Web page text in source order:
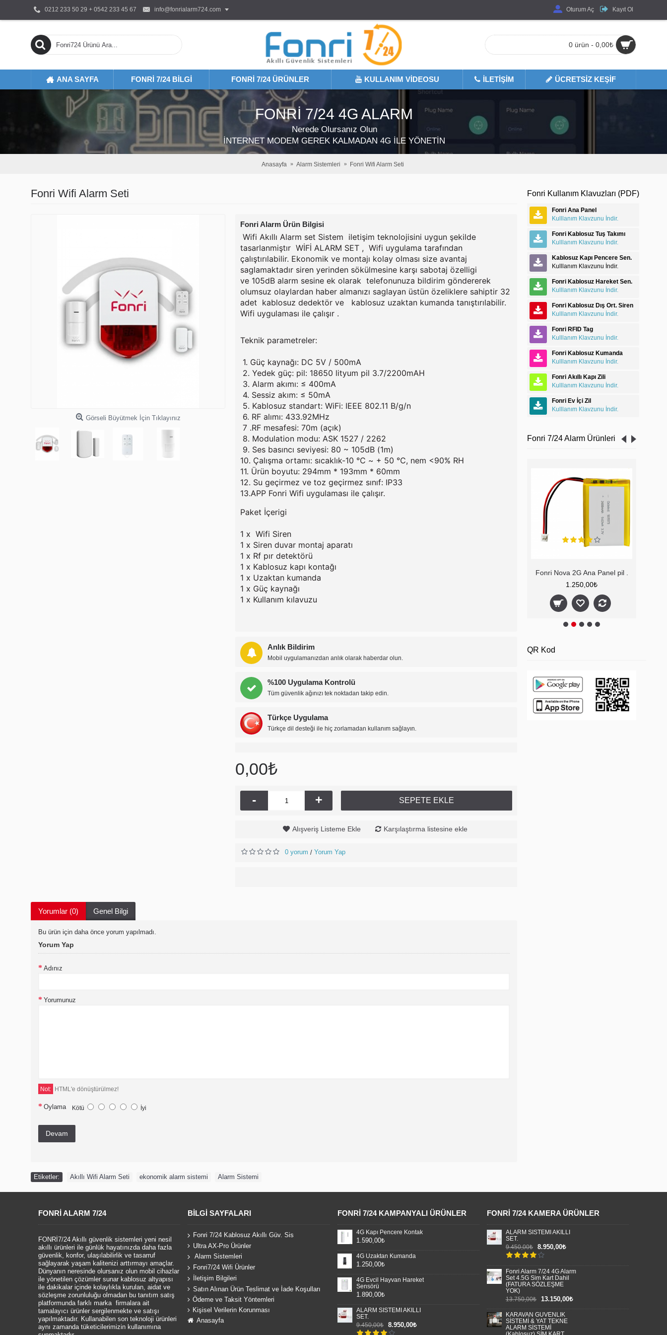
0212 233 50 29 + 0542 233 45 67 info@fonrialarm724.com Oturum Aç Kayıt Ol
0 ürün - 0,00₺
ANA SAYFA FONRI 7/24 BILGI FONRI 7/24 ÜRÜNLER KULLANIM VIDEOSU İLETIŞIM ÜCRETSIZ KEŞIF
Nerede Olursanız Olun
İNTERNET MODEM GEREK KALMADAN 4G İLE YÖNETİN
FONRİ 7/24 4G ALARM
Anasayfa Alarm Sistemleri Fonri Wifi Alarm Seti
Fonri Kullanım Klavuzları (PDF)
Fonri Ana Panel
Kulllanım Klavzunu İndir.
Fonri Kablosuz Tuş Takımı
Kulllanım Klavzunu İndir.
Kablosuz Kapı Pencere Sen.
Kulllanım Klavzunu İndir.
Fonri Kablosuz Hareket Sen.
Kulllanım Klavzunu İndir.
Fonri Kablosuz Dış Ort. Siren
Kulllanım Klavzunu İndir.
Fonri RFID Tag
Kulllanım Klavzunu İndir.
Fonri Kablosuz Kumanda
Kulllanım Klavzunu İndir.
Fonri Akıllı Kapı Zili
Kulllanım Klavzunu İndir.
Fonri Ev İçi Zil
Kulllanım Klavzunu İndir.
Fonri 7/24 Alarm Ürünleri
Fonri Nova 2G Ana Panel pil .
1.250,00₺
QR Kod
Fonri Wifi Alarm Seti
Görseli Büyütmek İçin Tıklayınız
Fonri Alarm Ürün Bilgisi
Wifi Akıllı Alarm set Sistem iletişim teknolojisini uygun şekilde
tasarlanmiştır WİFİ ALARM SET , Wifi uygulama tarafından
çalıştırılabilir. Ekonomik ve montajı kolay olması size avantaj
saglamaktadır siren yerinden sökülmesine karşı sabotaj özelligi
ve 105dB alarm sesine ek olarak telefonunuza bildirim göndererek
olumsuz olaylardan haber almanızı saglayan üstün özeliklere sahiptir 32
adet kablosuz dedektör ve kablosuz uzaktan kumanda tanıştırılabilir.
Wifi uygulaması ile çalışır .
Teknik parametreler:
1. Güç kaynağı: DC 5V / 500mA
2. Yedek güç: pil: 18650 lityum pil 3.7/2200mAH
3. Alarm akımı: ≤ 400mA
4. Sessiz akım: ≤ 50mA
5. Kablosuz standart: WiFi: IEEE 802.11 B/g/n
6. RF alımı: 433.92MHz
7 .RF mesafesi: 70m (açık)
8. Modulation modu: ASK 1527 / 2262
9. Ses basıncı seviyesi: 80 ~ 105dB (1m)
10. Çalışma ortamı: sıcaklık-10 ℃ ~ + 50 ℃, nem <90% RH
11. Ürün boyutu: 294mm * 193mm * 60mm
12. Su geçirmez ve toz geçirmez sınıf: IP33
13.APP Fonri Wifi uygulaması ile çalışır.
Paket İçerigi
1 x Wifi Siren
1 x Siren duvar montaj aparatı
1 x Rf pır detektörü
1 x Kablosuz kapı kontağı
1 x Uzaktan kumanda
1 x Güç kaynağı
1 x Kullanım kılavuzu
Anlık Bildirim
Mobil uygulamanızdan anlık olarak haberdar olun.
%100 Uygulama Kontrolü
Tüm güvenlik ağınızı tek noktadan takip edin.
Türkçe Uygulama
Türkçe dil desteği ile hiç zorlamadan kullanım sağlayın.
0,00₺
- + SEPETE EKLE
Alışveriş Listeme Ekle Karşılaştırma listesine ekle
0 yorum / Yorum Yap
Yorumlar (0) Genel Bilgi
Bu ürün için daha önce yorum yapılmadı.
Yorum Yap
Adınız
Yorumunuz
Not: HTML'e dönüştürülmez!
OylamaKötü İyi
Devam
Etiketler: Akıllı Wifi Alarm Seti ekonomik alarm sistemi Alarm Sistemi
FONRI ALARM 7/24
FONRİ7/24 Akıllı güvenlik sistemleri yeni nesil
akıllı ürünleri ile günlük hayatınızda daha fazla
güvenlik, konfor, ulaşılabilirlik ve tasarruf
sağlayarak yaşam kalitenizi arttırmayı amaçlar.
Dünyanın neresinde olursanız olun mobil cihazlar
ile yönetilen çözümler sunar kablosuz altyapısı
ile dakikalar içinde kolaylıkla kurulan, aidat ve
sözleşme zorunluluğu olmadan bu tanıtım satış
platformunda farklı marka firmalara ait
tamalayıcı ürünler sergilenmekte ve satışı
yapılmaktadır. Kullanabilen son teknoloji ürünleri
aynı zamanda tüketicilerimizin kullanımına
BILGI SAYFALARI
Fonri 7/24 Kablosuz Akıllı Güv. Sis
Ultra AX-Pro Ürünler
Alarm Sistemleri
Fonri7/24 Wifi Ürünler
İletişim Bilgileri
Satın Alınan Ürün Teslimat ve İade Koşulları
Ödeme ve Taksit Yöntemleri
Kişisel Verilerin Korunması
Anasayfa
FONRI 7/24 KAMPANYALI ÜRÜNLER
4G Kapı Pencere Kontak
1.590,00₺
4G Uzaktan Kumanda
1.250,00₺
4G Evcil Hayvan Hareket
Sensörü
1.890,00₺
ALARM SİSTEMİ AKILLI
SET.
9.450,00₺
8.950,00₺
FONRI 7/24 KAMERA ÜRÜNLER
ALARM SİSTEMİ AKILLI
SET.
9.450,00₺
8.950,00₺
Fonri Alarm 7/24 4G Alarm
Set 4.5G Sim Kart Dahil
(FATURA SÖZLEŞME
YOK)
13.750,00₺
13.150,00₺
KARAVAN GÜVENLİK
SİSTEMİ & YAT TEKNE
ALARM SİSTEMİ